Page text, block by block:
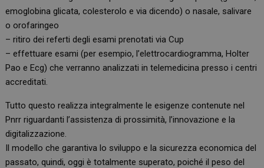
emoglobina glicata, colesterolo e via dicendo) o nasale, salivare
o orofaringeo
– ritiro dei referti degli esami prenotati via Cup
– effettuare esami (per esempio, l’elettrocardiogramma, Holter
Pao e Ecg) che verranno analizzati in telemedicina presso i centri
accreditati.
Tutto questo realizza integralmente le esigenze contenute nel
Pnrr riguardanti l’assistenza di prossimità, l’innovazione e la
digitalizzazione.
Il modello che garantiva lo sviluppo e la sicurezza economica del
passato, quindi, oggi è totalmente superato, poiché il peso del